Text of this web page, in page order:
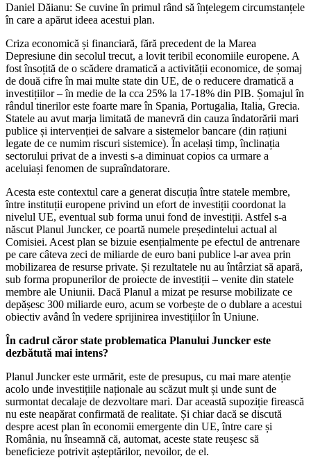
Daniel Dăianu: Se cuvine în primul rând să înțelegem circumstanțele
în care a apărut ideea acestui plan.
Criza economică și financiară, fără precedent de la Marea
Depresiune din secolul trecut, a lovit teribil economiile europene. A
fost însoțită de o scădere dramatică a activității economice, de șomaj
de două cifre în mai multe state din UE, de o reducere dramatică a
investițiilor – în medie de la cca 25% la 17-18% din PIB. Șomajul în
rândul tinerilor este foarte mare în Spania, Portugalia, Italia, Grecia.
Statele au avut marja limitată de manevră din cauza îndatorării mari
publice și intervenției de salvare a sistemelor bancare (din rațiuni
legate de ce numim riscuri sistemice). În același timp, înclinația
sectorului privat de a investi s-a diminuat copios ca urmare a
aceluiași fenomen de supraîndatorare.
Acesta este contextul care a generat discuția între statele membre,
între instituții europene privind un efort de investiții coordonat la
nivelul UE, eventual sub forma unui fond de investiții. Astfel s-a
născut Planul Juncker, ce poartă numele președintelui actual al
Comisiei. Acest plan se bizuie esențialmente pe efectul de antrenare
pe care câteva zeci de miliarde de euro bani publice l-ar avea prin
mobilizarea de resurse private. Și rezultatele nu au întârziat să apară,
sub forma propunerilor de proiecte de investiții – venite din statele
membre ale Uniunii. Dacă Planul a mizat pe resurse mobilizate ce
depășesc 300 miliarde euro, acum se vorbește de o dublare a acestui
obiectiv având în vedere sprijinirea investițiilor în Uniune.
În cadrul căror state problematica Planului Juncker este
dezbătută mai intens?
Planul Juncker este urmărit, este de presupus, cu mai mare atenție
acolo unde investițiile naționale au scăzut mult și unde sunt de
surmontat decalaje de dezvoltare mari. Dar această supoziție firească
nu este neapărat confirmată de realitate. Și chiar dacă se discută
despre acest plan în economii emergente din UE, între care și
România, nu înseamnă că, automat, aceste state reușesc să
beneficieze potrivit așteptărilor, nevoilor, de el.